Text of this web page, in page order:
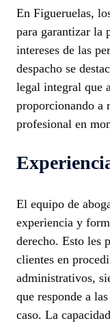
En Figueruelas,
para garantizar la
intereses de las
despacho se
legal integral que
proporcionando a
profesional en
El equipo de
experiencia y
derecho. Esto les
clientes en
administrativos,
que responde a
caso. La